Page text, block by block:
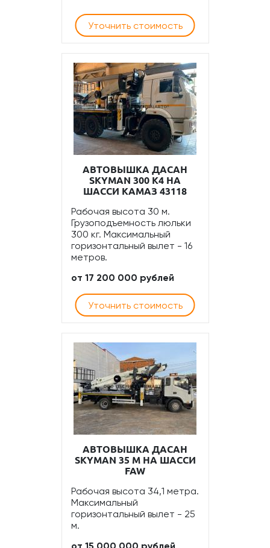
Уточнить стоимость
АВТОВЫШКА ДАСАН
SKYMAN 300 К4 НА
ШАССИ КАМАЗ 43118
Рабочая высота 30 м.
Грузоподъемность люльки
300 кг. Максимальный
горизонтальный вылет - 16
метров.
от 17 200 000 рублей
Уточнить стоимость
АВТОВЫШКА ДАСАН
SKYMAN 35 М НА ШАССИ
FAW
Рабочая высота 34,1 метра.
Максимальный
горизонтальный вылет - 25
м.